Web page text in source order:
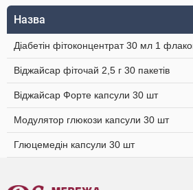
Назва
Діабетін фітоконцентрат 30 мл 1
Віджайсар фіточай 2,5 г 30 пакетів
Віджайсар Форте капсули 30 шт
Модулятор глюкози капсули 30 шт
Глюцемедін капсули 30 шт